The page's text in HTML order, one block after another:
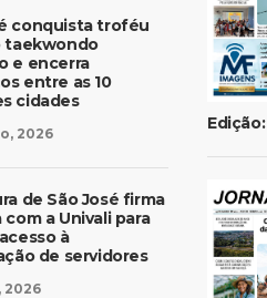
conquista troféu
taekwondo
e encerra
entre as 10
cidades
2026
de São José firma
com a Univali para
à
de servidores
2026
Edição: